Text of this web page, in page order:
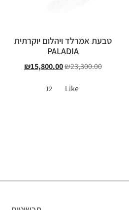
טבעת אמרלד ויהלום יוקרתית
PALADIA
₪23,300.00
₪15,800.00
Like
12